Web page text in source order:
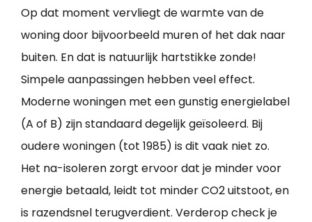
Op dat moment vervliegt de warmte van de
woning door bijvoorbeeld muren of het dak naar
buiten. En dat is natuurlijk hartstikke zonde!
Simpele aanpassingen hebben veel effect.
Moderne woningen met een gunstig energielabel
(A of B) zijn standaard degelijk geïsoleerd. Bij
oudere woningen (tot 1985) is dit vaak niet zo.
Het na-isoleren zorgt ervoor dat je minder voor
energie betaald, leidt tot minder CO2 uitstoot, en
is razendsnel terugverdient. Verderop check je